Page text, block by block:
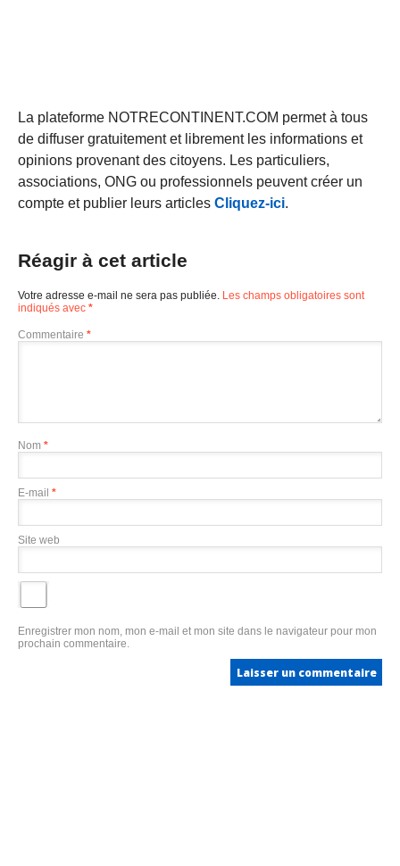
La plateforme NOTRECONTINENT.COM permet à tous
de diffuser gratuitement et librement les informations et
opinions provenant des citoyens. Les particuliers,
associations, ONG ou professionnels peuvent créer un
compte et publier leurs articles Cliquez-ici.
Réagir à cet article
Votre adresse e-mail ne sera pas publiée. Les champs obligatoires sont
indiqués avec *
Commentaire *
Nom *
E-mail *
Site web
Enregistrer mon nom, mon e-mail et mon site dans le navigateur pour mon
prochain commentaire.